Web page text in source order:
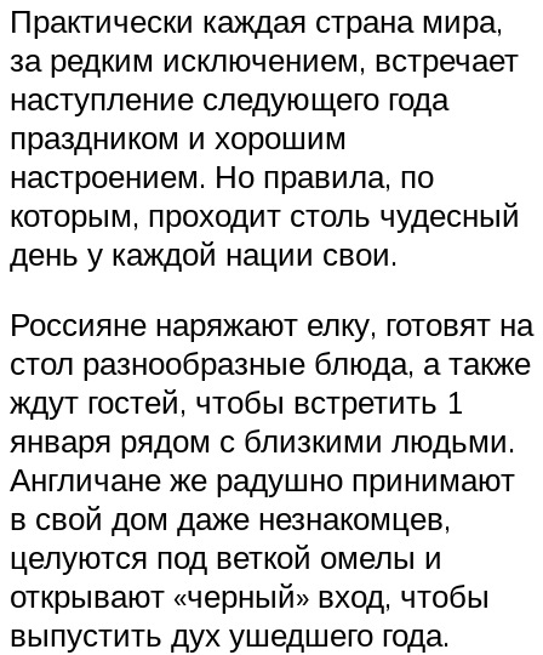
Практически каждая страна мира,
за редким исключением, встречает
наступление следующего года
праздником и хорошим
настроением. Но правила, по
которым, проходит столь чудесный
день у каждой нации свои.
Россияне наряжают елку, готовят на
стол разнообразные блюда, а также
ждут гостей, чтобы встретить 1
января рядом с близкими людьми.
Англичане же радушно принимают
в свой дом даже незнакомцев,
целуются под веткой омелы и
открывают «черный» вход, чтобы
выпустить дух ушедшего года.